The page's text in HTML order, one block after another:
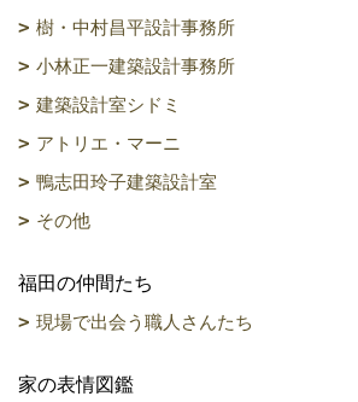
樹・中村昌平設計事務所
小林正一建築設計事務所
建築設計室シドミ
アトリエ・マーニ
鴨志田玲子建築設計室
その他
福田の仲間たち
現場で出会う職人さんたち
家の表情図鑑